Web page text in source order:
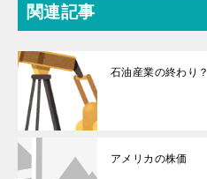
関連記事
石油産業の終わり？
アメリカの株価